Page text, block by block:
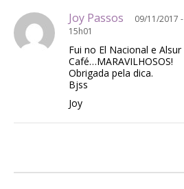
Joy Passos
09/11/2017 -
15h01
Fui no El Nacional e Alsur
Café…MARAVILHOSOS!
Obrigada pela dica.
Bjss
Joy